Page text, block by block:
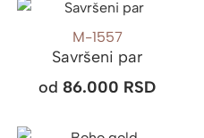
M-1557
Savršeni par
od 86.000 RSD